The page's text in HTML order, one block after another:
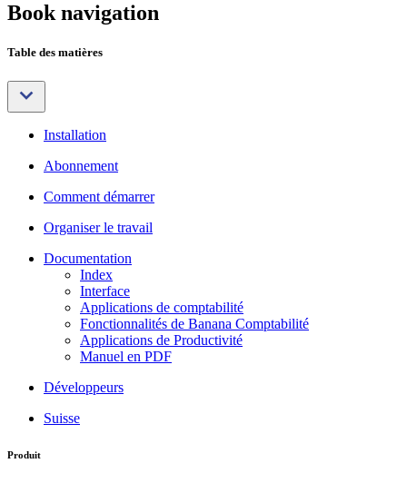
Book navigation
Table des matières
Installation
Abonnement
Comment démarrer
Organiser le travail
Documentation
Index
Interface
Applications de comptabilité
Fonctionnalités de Banana Comptabilité
Applications de Productivité
Manuel en PDF
Développeurs
Suisse
Produit